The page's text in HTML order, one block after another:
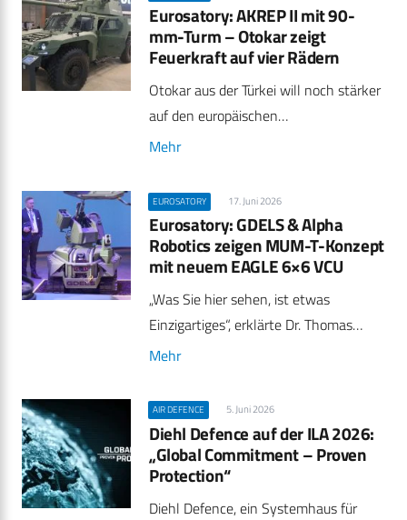
Eurosatory: AKREP II mit 90-
mm-Turm – Otokar zeigt
Feuerkraft auf vier Rädern
Otokar aus der Türkei will noch stärker
auf den europäischen…
Mehr
EUROSATORY 17. Juni 2026
Eurosatory: GDELS & Alpha
Robotics zeigen MUM-T-Konzept
mit neuem EAGLE 6×6 VCU
„Was Sie hier sehen, ist etwas
Einzigartiges“, erklärte Dr. Thomas…
Mehr
AIR DEFENCE 5. Juni 2026
Diehl Defence auf der ILA 2026:
„Global Commitment – Proven
Protection“
Diehl Defence, ein Systemhaus für